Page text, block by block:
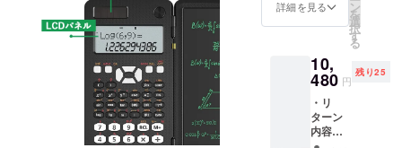
プなど
にて一
定で
す。
類似商
があり
ます。
頂いた
上でご
支援頂
が遅れ
皆様の
支援に
より量
産効率
が向上
した場
ターン
はすべ
送料込
みの金
額にな
りま
す。 ※
ご注文
詳細を見る ン
を
選
択
す
る
10,
480 円
残り25
・リ
ターン
内容：